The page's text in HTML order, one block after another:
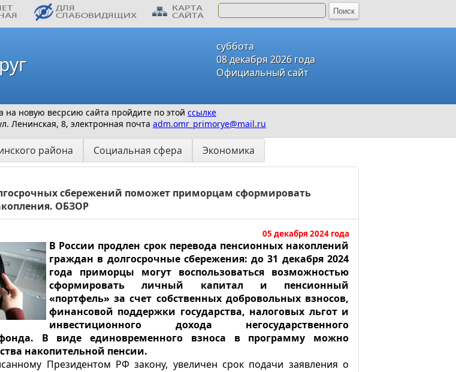
суббота
08 декабря 2026 года
Официальный сайт
на новую весрсию сайта пройдите по этой ссылке
Ленинская, 8, электронная почта adm.omr_primorye@mail.ru
района Социальная сфера Экономика
сбережений поможет приморцам сформировать
ОБЗОР
05 декабря 2024 года
В России продлен срок перевода пенсионных накоплений
граждан в долгосрочные сбережения: до 31 декабря 2024
года приморцы могут воспользоваться возможностью
сформировать личный капитал и пенсионный
«портфель» за счет собственных добровольных взносов,
финансовой поддержки государства, налоговых льгот и
инвестиционного дохода негосударственного
В виде единовременного взноса в программу можно
накопительной пенсии.
Президентом РФ закону, увеличен срок подачи заявления о